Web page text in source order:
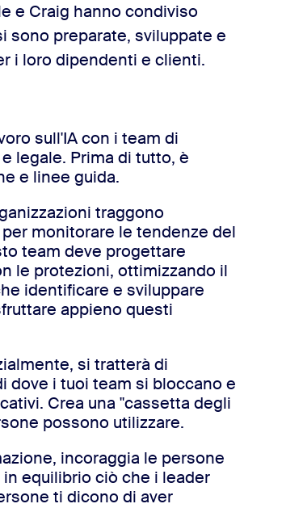
e Craig hanno condiviso
sono preparate, sviluppate e
i loro dipendenti e clienti.
sull'IA con i team di
legale. Prima di tutto, è
e linee guida.
traggono
monitorare le tendenze del
team deve progettare
le protezioni, ottimizzando il
identificare e sviluppare
appieno questi
si tratterà di
dove i tuoi team si bloccano e
Crea una "cassetta degli
possono utilizzare.
incoraggia le persone
equilibrio ciò che i leader
ti dicono di aver